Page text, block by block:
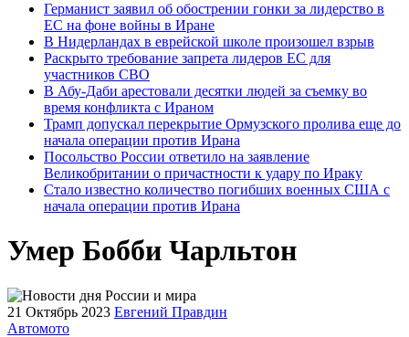
Германист заявил об обострении гонки за лидерство в
ЕС на фоне войны в Иране
В Нидерландах в еврейской школе произошел взрыв
Раскрыто требование запрета лидеров ЕС для
участников СВО
В Абу-Даби арестовали десятки людей за съемку во
время конфликта с Ираном
Трамп допускал перекрытие Ормузского пролива еще до
начала операции против Ирана
Посольство России ответило на заявление
Великобритании о причастности к удару по Ираку
Стало известно количество погибших военных США с
начала операции против Ирана
Умер Бобби Чарльтон
21 Октябрь 2023 Евгений Правдин
Автомото